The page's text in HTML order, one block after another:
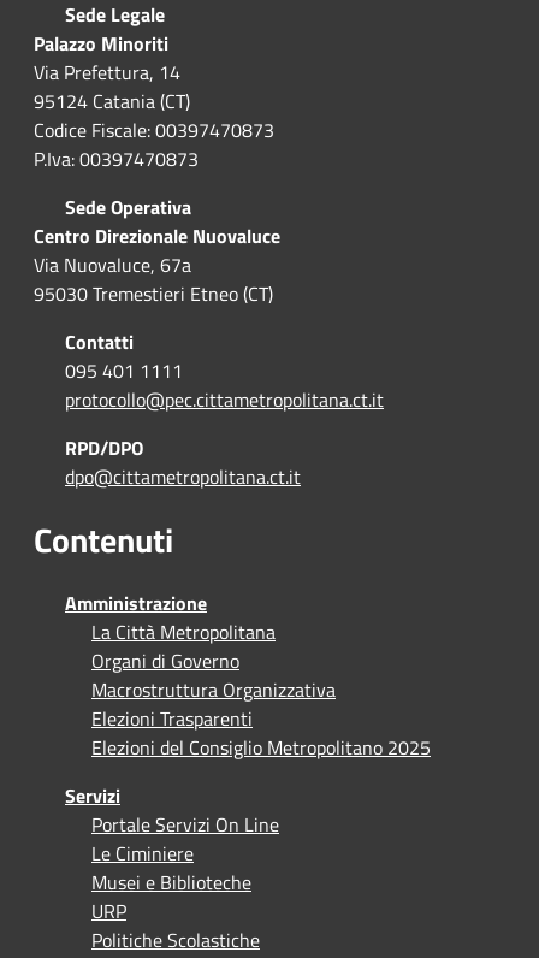
Sede Legale
Palazzo Minoriti
Via Prefettura, 14
95124 Catania (CT)
Codice Fiscale: 00397470873
P.Iva: 00397470873
Sede Operativa
Centro Direzionale Nuovaluce
Via Nuovaluce, 67a
95030 Tremestieri Etneo (CT)
Contatti
095 401 1111
protocollo@pec.cittametropolitana.ct.it
RPD/DPO
dpo@cittametropolitana.ct.it
Contenuti
Amministrazione
La Città Metropolitana
Organi di Governo
Macrostruttura Organizzativa
Elezioni Trasparenti
Elezioni del Consiglio Metropolitano 2025
Servizi
Portale Servizi On Line
Le Ciminiere
Musei e Biblioteche
URP
Politiche Scolastiche